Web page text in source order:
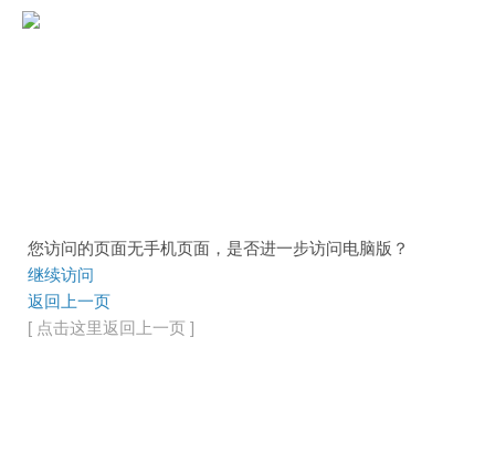
您访问的页面无手机页面，是否进一步访问电脑版？
继续访问
返回上一页
[ 点击这里返回上一页 ]